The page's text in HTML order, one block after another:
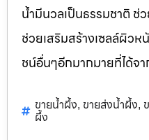
น้ำมีนวลเป็นธรรมชาติ ช่
ช่วยเสริมสร้างเซลล์ผิวห
ชน์อื่นๆอีกมากมายที่ได้จ
ขายน้ำผึ้ง, ขายส่งน้ำผึ้ง,
ผึ้ง